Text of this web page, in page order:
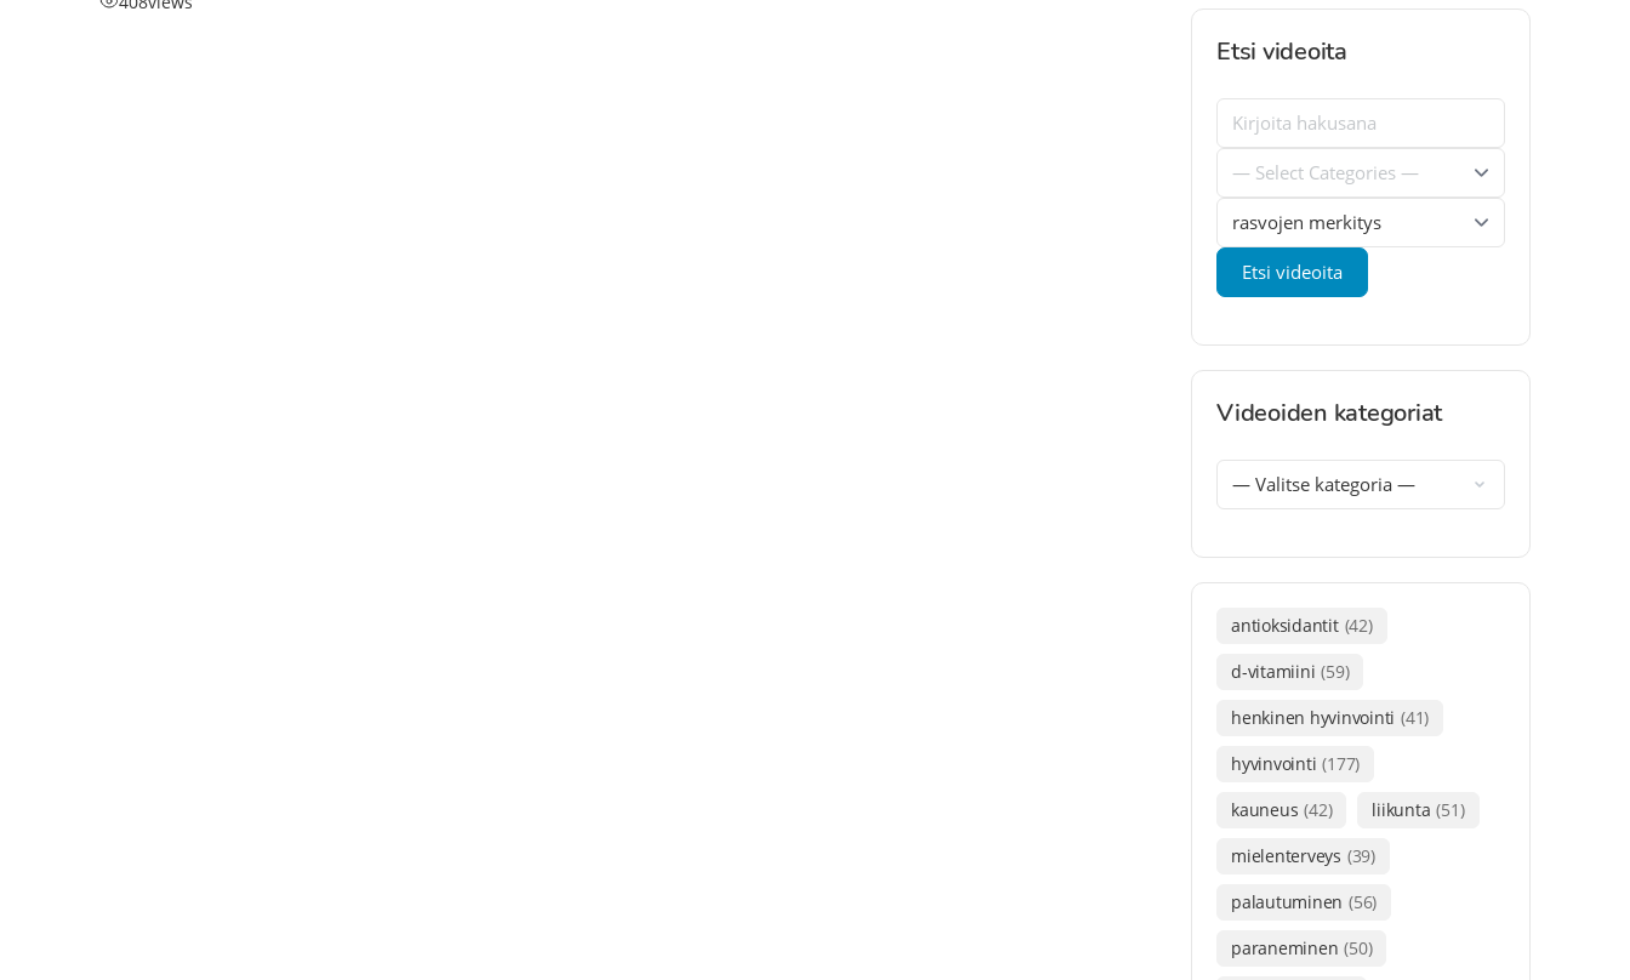
Etsi videoita
Videoiden kategoriat
antioksidantit (42)
d-vitamiini (59)
henkinen hyvinvointi (41)
hyvinvointi (177)
kauneus (42) liikunta (51)
mielenterveys (39)
palautuminen (56)
paraneminen (50)